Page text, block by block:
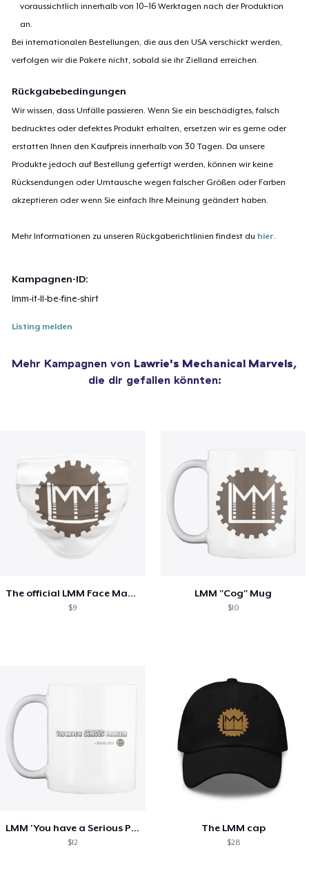
voraussichtlich innerhalb von 10–16 Werktagen nach der Produktion
an.
Bei internationalen Bestellungen, die aus den USA verschickt werden,
verfolgen wir die Pakete nicht, sobald sie ihr Zielland erreichen.
Rückgabebedingungen
Wir wissen, dass Unfälle passieren. Wenn Sie ein beschädigtes, falsch
bedrucktes oder defektes Produkt erhalten, ersetzen wir es gerne oder
erstatten Ihnen den Kaufpreis innerhalb von 30 Tagen. Da unsere
Produkte jedoch auf Bestellung gefertigt werden, können wir keine
Rücksendungen oder Umtausche wegen falscher Größen oder Farben
akzeptieren oder wenn Sie einfach Ihre Meinung geändert haben.
Mehr Informationen zu unseren Rückgaberichtlinien findest du hier
Kampagnen-ID:
lmm-it-ll-be-fine-shirt
Listing melden
Mehr Kampagnen von Lawrie's Mechanical Marvels,
die dir gefallen könnten:
The official LMM Face Mask!
$9
LMM "Cog" Mug
$10
LMM 'You have a Serious Problem' Mug
$12
The LMM cap
$28